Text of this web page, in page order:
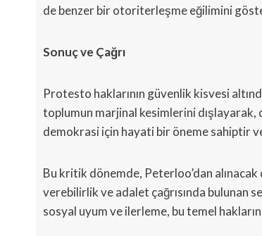
de benzer bir otoriterleşme eğilimini
Sonuç ve Çağrı
Protesto haklarının güvenlik kisvesi
toplumun marjinal kesimlerini
demokrasi için hayati bir öneme sahiptir
Bu kritik dönemde, Peterloo’dan
verebilirlik ve adalet çağrısında bulunan
sosyal uyum ve ilerleme, bu temel hakların